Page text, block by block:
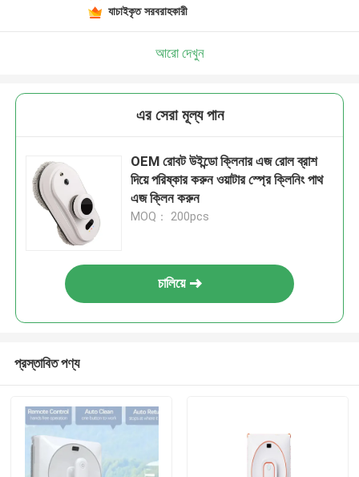
যাচাইকৃত সরবরাহকারী
আরো দেখুন
এর সেরা মূল্য পান
OEM রোবট উইন্ডো ক্লিনার এজ রোল ব্রাশ
দিয়ে পরিষ্কার করুন ওয়াটার স্প্রে ক্লিনিং পাথ
এজ ক্লিন করুন
MOQ： 200pcs
চালিয়ে
প্রস্তাবিত পণ্য